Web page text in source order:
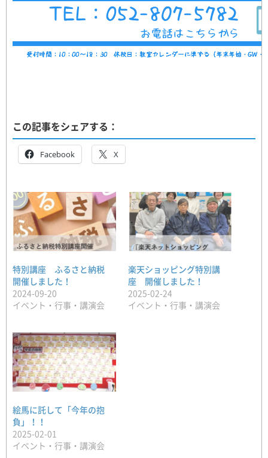
この記事をシェアする：
Facebook X
特別講座 ふるさと納税
開催しました！
2024-09-20
イベント・行事・講演会
楽天ショッピング特別講
座 開催しました！
2025-02-24
イベント・行事・講演会
絵馬に託して「今年の抱
負」！！
2025-02-01
イベント・行事・講演会